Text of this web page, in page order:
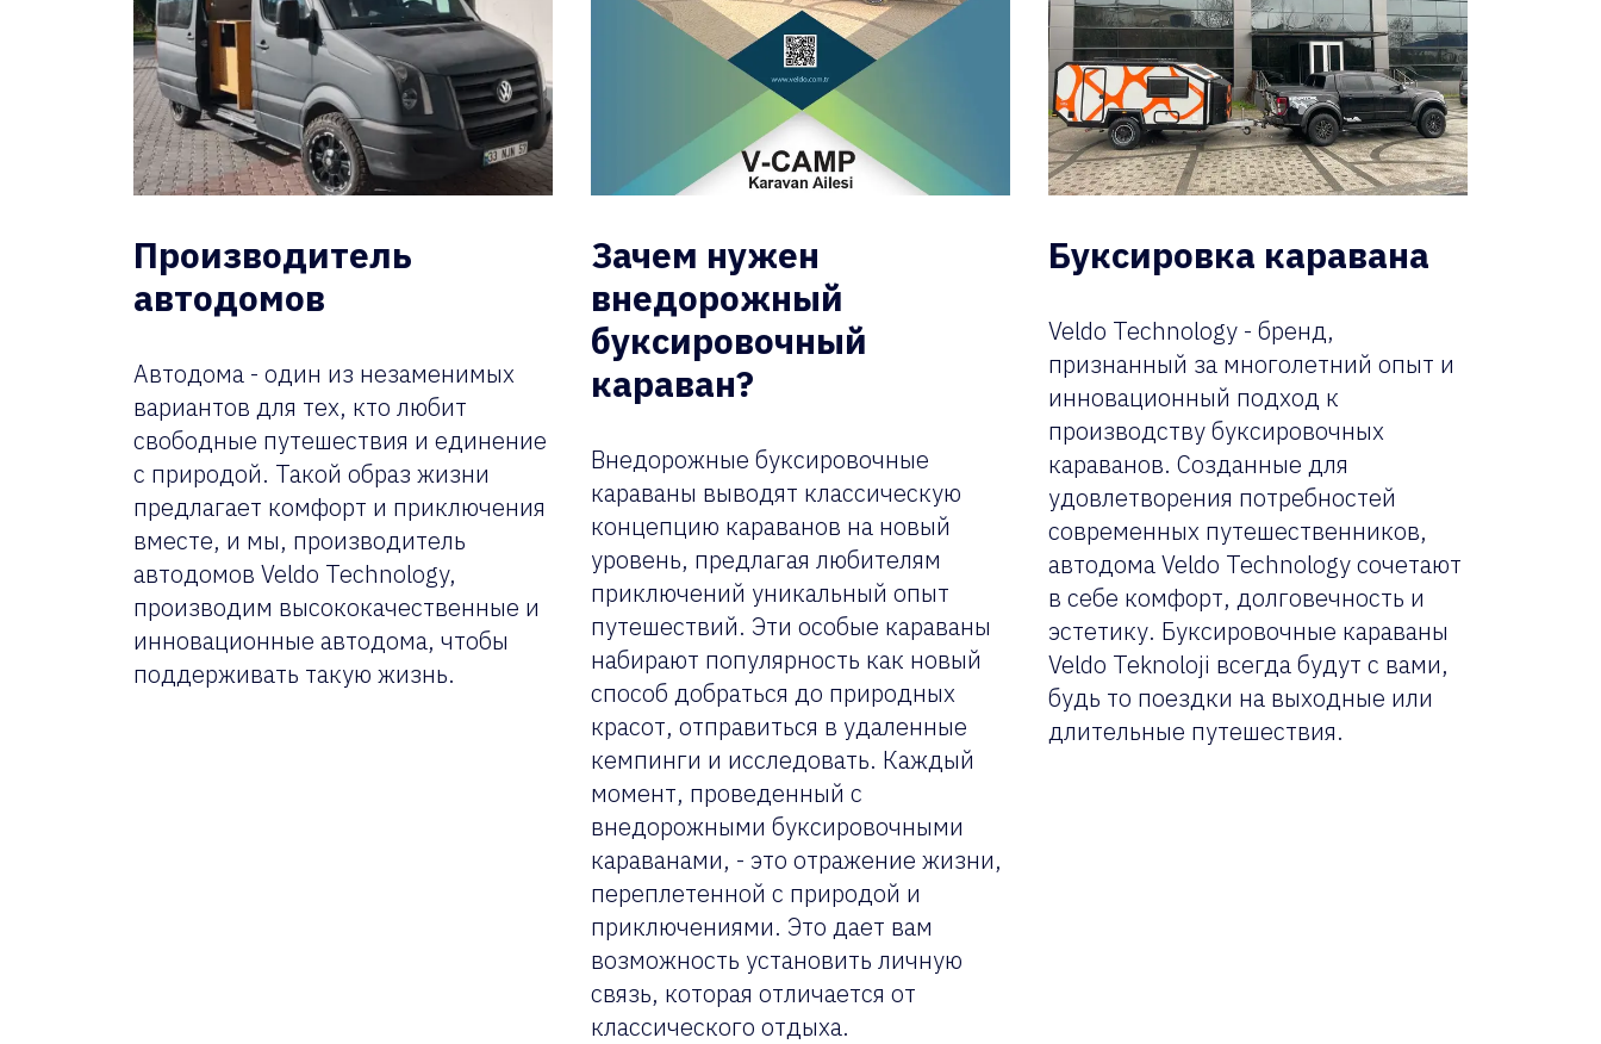
Производитель
автодомов
Автодома - один из незаменимых
вариантов для тех, кто любит
свободные путешествия и единение
с природой. Такой образ жизни
предлагает комфорт и приключения
вместе, и мы, производитель
автодомов Veldo Technology,
производим высококачественные и
инновационные автодома, чтобы
поддерживать такую жизнь.
Зачем нужен
внедорожный
буксировочный
караван?
Внедорожные буксировочные
караваны выводят классическую
концепцию караванов на новый
уровень, предлагая любителям
приключений уникальный опыт
путешествий. Эти особые караваны
набирают популярность как новый
способ добраться до природных
красот, отправиться в удаленные
кемпинги и исследовать. Каждый
момент, проведенный с
внедорожными буксировочными
караванами, - это отражение жизни,
переплетенной с природой и
приключениями. Это дает вам
возможность установить личную
связь, которая отличается от
классического отдыха.
Буксировка каравана
Veldo Technology - бренд,
признанный за многолетний опыт и
инновационный подход к
производству буксировочных
караванов. Созданные для
удовлетворения потребностей
современных путешественников,
автодома Veldo Technology сочетают
в себе комфорт, долговечность и
эстетику. Буксировочные караваны
Veldo Teknoloji всегда будут с вами,
будь то поездки на выходные или
длительные путешествия.